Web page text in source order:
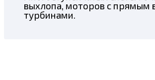
выхлопа, моторов с прямым
турбинами.